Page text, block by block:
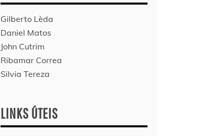
Gilberto Lèda
Daniel Matos
John Cutrim
Ribamar Correa
Silvia Tereza
LINKS ÚTEIS